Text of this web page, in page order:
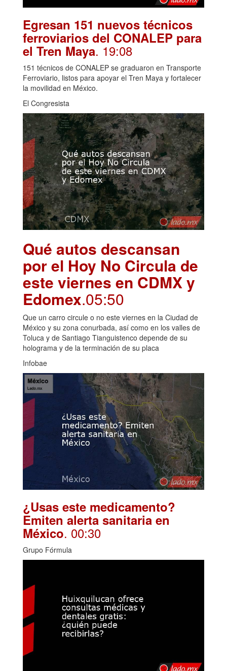
Egresan 151 nuevos técnicos
ferroviarios del CONALEP para
el Tren Maya. 19:08
151 técnicos de CONALEP se graduaron en Transporte
Ferroviario, listos para apoyar el Tren Maya y fortalecer
la movilidad en México.
El Congresista
Qué autos descansan
por el Hoy No Circula de
este viernes en CDMX y
Edomex.05:50
Que un carro circule o no este viernes en la Ciudad de
México y su zona conurbada, así como en los valles de
Toluca y de Santiago Tianguistenco depende de su
holograma y de la terminación de su placa
Infobae
¿Usas este medicamento?
Emiten alerta sanitaria en
México. 00:30
Grupo Fórmula